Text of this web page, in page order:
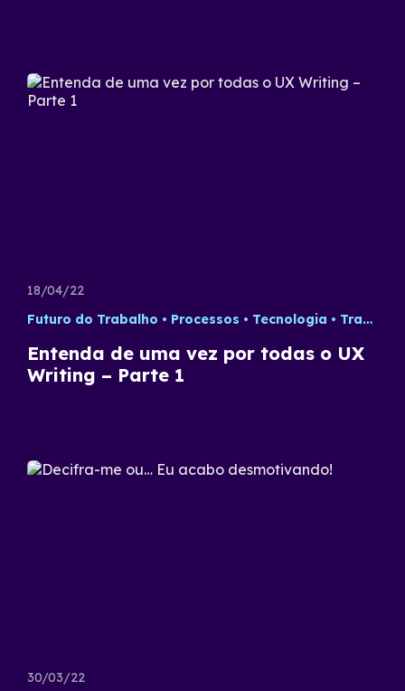
18/04/22
Futuro do Trabalho
Processos Tecnologia Trabalho Remoto
Entenda de uma vez por todas o UX
Writing – Parte 1
30/03/22